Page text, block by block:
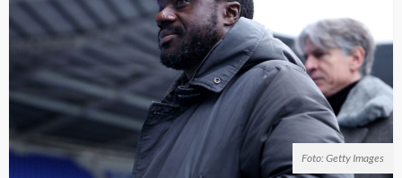
Foto: Getty Images